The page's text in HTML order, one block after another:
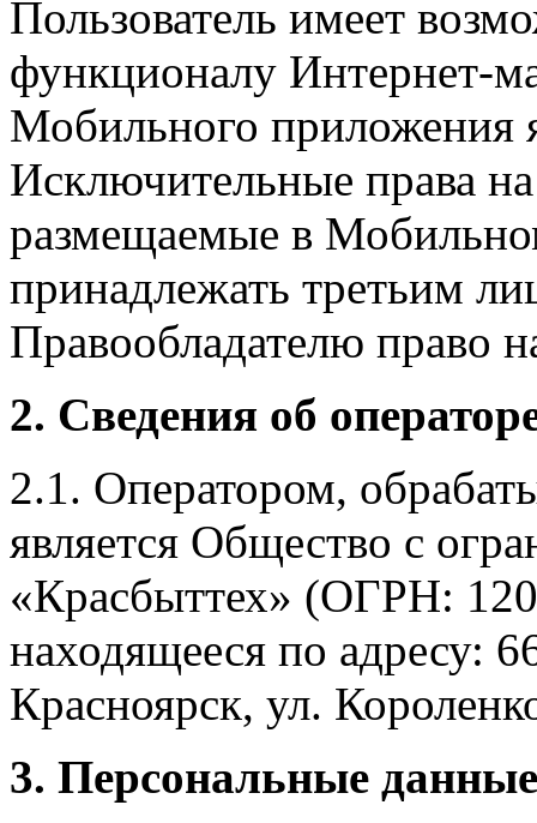
Пользователь имеет
функционалу Интернет-
Мобильного приложения
Исключительные права
размещаемые в
принадлежать третьим
Правообладателю право
2. Сведения об
2.1. Оператором,
является Общество с
«Красбыттех» (ОГРН:
находящееся по адресу:
Красноярск, ул.
3. Персональные